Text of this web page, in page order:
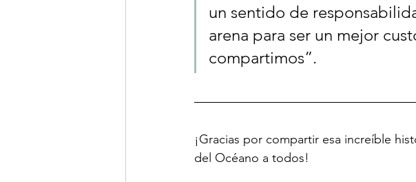
un sentido de
arena para ser un mejor
compartimos”.
¡Gracias por compartir esa increíble
del Océano a todos!